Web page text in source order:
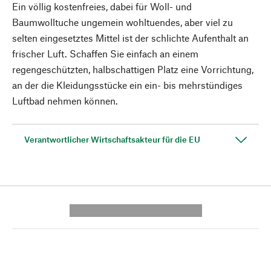
Ein völlig kostenfreies, dabei für Woll- und
Baumwolltuche ungemein wohltuendes, aber viel zu
selten eingesetztes Mittel ist der schlichte Aufenthalt an
frischer Luft. Schaffen Sie einfach an einem
regengeschützten, halbschattigen Platz eine Vorrichtung,
an der die Kleidungsstücke ein ein- bis mehrstündiges
Luftbad nehmen können.
Verantwortlicher Wirtschaftsakteur für die EU